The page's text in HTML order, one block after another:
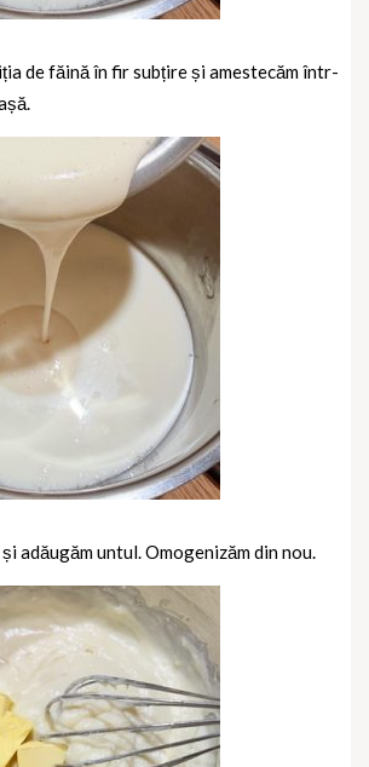
de făină în fir subțire și amestecăm într-
adăugăm untul. Omogenizăm din nou.